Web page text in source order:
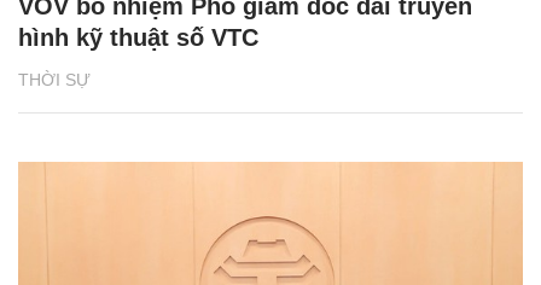
THỜI SỰ
VOV bổ nhiệm Phó giám đốc đài truyền
hình kỹ thuật số VTC